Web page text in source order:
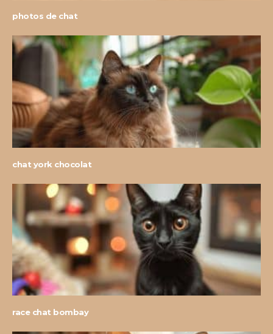
photos de chat
chat york chocolat
race chat bombay